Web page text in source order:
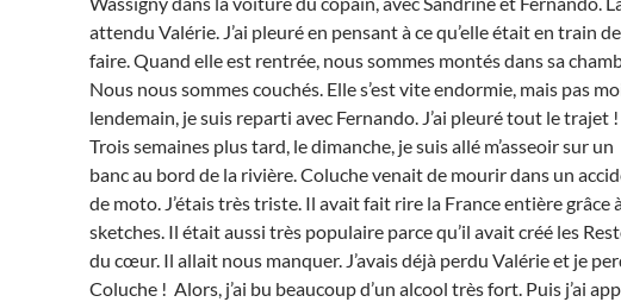
attendu Valérie. J’ai pleuré en pensant à ce qu’elle était en train de
faire. Quand elle est rentrée, nous sommes montés dans sa
Nous nous sommes couchés. Elle s’est vite endormie, mais pas
lendemain, je suis reparti avec Fernando. J’ai pleuré tout le trajet !
Trois semaines plus tard, le dimanche, je suis allé m’asseoir sur un
banc au bord de la rivière. Coluche venait de mourir dans un
de moto. J’étais très triste. Il avait fait rire la France entière grâce
sketches. Il était aussi très populaire parce qu’il avait créé les
du cœur. Il allait nous manquer. J’avais déjà perdu Valérie et je
Coluche ! Alors, j’ai bu beaucoup d’un alcool très fort. Puis j’ai